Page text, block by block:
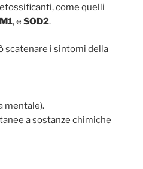
come quelli
, e SOD2.
scatenare i sintomi della
mentale).
a sostanze chimiche